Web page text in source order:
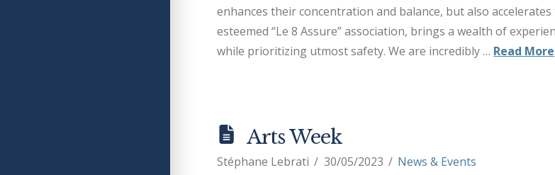
enhances their concentration and balance, but also
esteemed “Le 8 Assure” association, brings a wealth of
while prioritizing utmost safety. We are incredibly … Read More
Arts Week
Stéphane Lebrati 30/05/2023 News & Events